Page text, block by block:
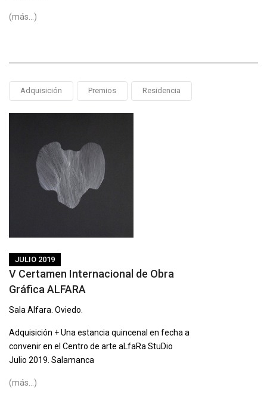
(más…)
Adquisición Premios Residencia
JULIO 2019
V Certamen Internacional de Obra
Gráfica ALFARA
Sala Alfara. Oviedo.
Adquisición + Una estancia quincenal en fecha a
convenir en el Centro de arte aLfaRa StuDio
Julio 2019. Salamanca
(más…)